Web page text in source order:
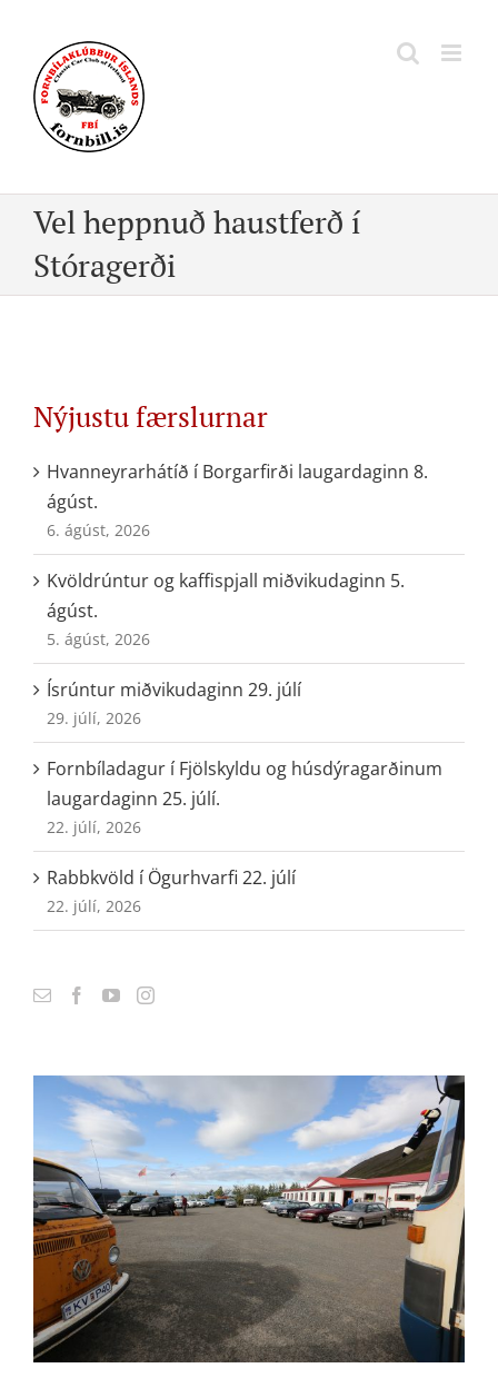
content
Vel heppnuð haustferð í
Stóragerði
View
Larger
Image
Nýjustu færslurnar
Hvanneyrarhátíð í Borgarfirði laugardaginn 8.
ágúst.
6. ágúst, 2026
Kvöldrúntur og kaffispjall miðvikudaginn 5.
ágúst.
5. ágúst, 2026
Ísrúntur miðvikudaginn 29. júlí
29. júlí, 2026
Fornbíladagur í Fjölskyldu og húsdýragarðinum
laugardaginn 25. júlí.
22. júlí, 2026
Rabbkvöld í Ögurhvarfi 22. júlí
22. júlí, 2026